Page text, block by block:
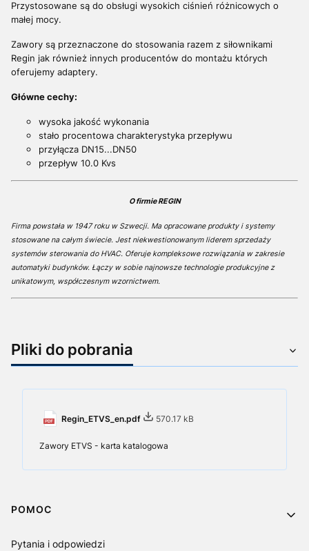
Przystosowane są do obsługi wysokich ciśnień różnicowych o
małej mocy.
Zawory są przeznaczone do stosowania razem z siłownikami
Regin jak również innych producentów do montażu których
oferujemy adaptery.
Główne cechy:
wysoka jakość wykonania
stało procentowa charakterystyka przepływu
przyłącza DN15...DN50
przepływ 10.0 Kvs
O firmie REGIN
Firma powstała w 1947 roku w Szwecji. Ma opracowane produkty i systemy
stosowane na całym świecie. Jest niekwestionowanym liderem sprzedaży
systemów sterowania do HVAC. Oferuje kompleksowe rozwiązania w zakresie
automatyki budynków. Łączy w sobie najnowsze technologie produkcyjne z
unikatowym, współczesnym wzornictwem.
Pliki do pobrania
Regin_ETVS_en.pdf 570.17 kB
Zawory ETVS - karta katalogowa
Linki w stopce
POMOC
Pytania i odpowiedzi